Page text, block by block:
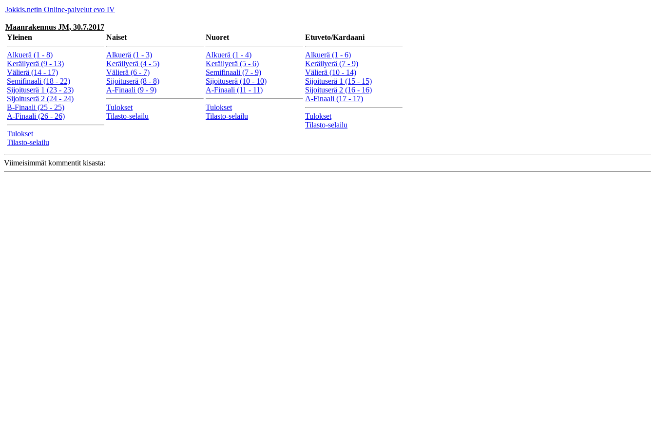
Jokkis.netin Online-palvelut evo IV
Maanrakennus JM, 30.7.2017
Yleinen
Alkuerä (1 - 8)
Keräilyerä (9 - 13)
Välierä (14 - 17)
Semifinaali (18 - 22)
Sijoituserä 1 (23 - 23)
Sijoituserä 2 (24 - 24)
B-Finaali (25 - 25)
A-Finaali (26 - 26)
Tulokset
Tilasto-selailu
Naiset
Alkuerä (1 - 3)
Keräilyerä (4 - 5)
Välierä (6 - 7)
Sijoituserä (8 - 8)
A-Finaali (9 - 9)
Tulokset
Tilasto-selailu
Nuoret
Alkuerä (1 - 4)
Keräilyerä (5 - 6)
Semifinaali (7 - 9)
Sijoituserä (10 - 10)
A-Finaali (11 - 11)
Tulokset
Tilasto-selailu
Etuveto/Kardaani
Alkuerä (1 - 6)
Keräilyerä (7 - 9)
Välierä (10 - 14)
Sijoituserä 1 (15 - 15)
Sijoituserä 2 (16 - 16)
A-Finaali (17 - 17)
Tulokset
Tilasto-selailu
Viimeisimmät kommentit kisasta: